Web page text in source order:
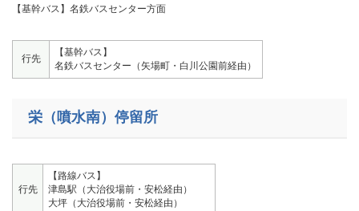
【基幹バス】名鉄バスセンター方面
行先
【基幹バス】
名鉄バスセンター（矢場町・白川公園前経由）
栄（噴水南）停留所
行先
【路線バス】
津島駅（大治役場前・安松経由）
大坪（大治役場前・安松経由）